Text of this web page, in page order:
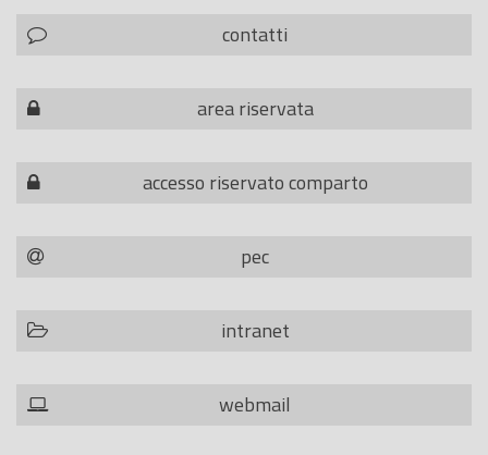
contatti
area riservata
accesso riservato comparto
pec
intranet
webmail